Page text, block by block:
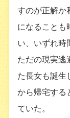
すのが正解か
になることも
い、いずれ時
ただの現実逃
た長女も誕生
から帰宅する
ていた。